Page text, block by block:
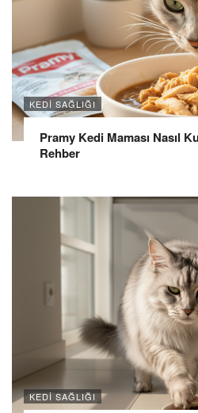
KEDI SAĞLIĞI
Pramy Kedi Maması Nasıl
Rehber
KEDI SAĞLIĞI